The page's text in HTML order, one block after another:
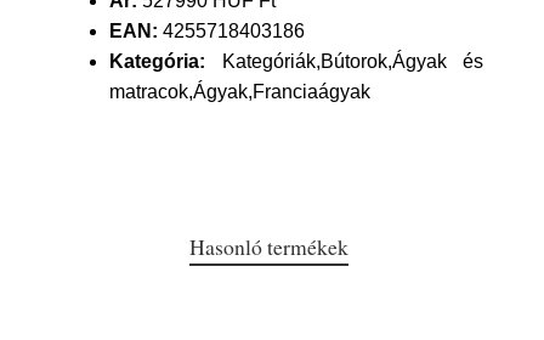
EAN: 4255718403186
Kategória: Kategóriák,Bútorok,Ágyak és
matracok,Ágyak,Franciaágyak
Hasonló termékek